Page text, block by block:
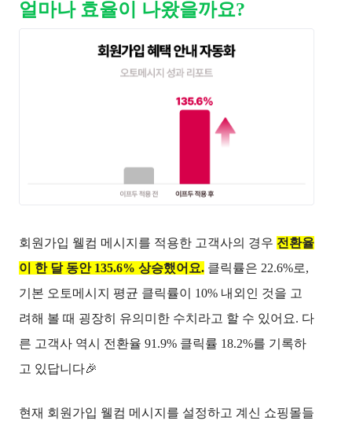
얼마나 효율이 나왔을까요?
회원가입 웰컴 메시지를 적용한 고객사의 경우 전환율
이 한 달 동안 135.6% 상승했어요. 클릭률은 22.6%로,
기본 오토메시지 평균 클릭률이 10% 내외인 것을 고
려해 볼 때 굉장히 유의미한 수치라고 할 수 있어요. 다
른 고객사 역시 전환율 91.9% 클릭률 18.2%를 기록하
고 있답니다🎉
현재 회원가입 웰컴 메시지를 설정하고 계신 쇼핑몰들